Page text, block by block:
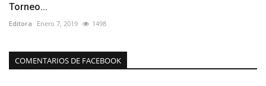
Torneo...
Editora Enero 7, 2019 1498
COMENTARIOS DE FACEBOOK